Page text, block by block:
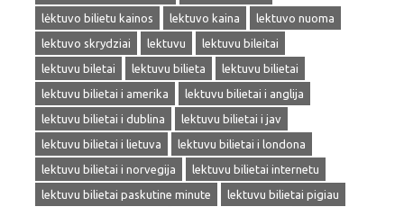
lėktuvo bilietu kainos
lektuvo kaina
lektuvo nuoma
lektuvo skrydziai
lektuvu
lektuvu bileitai
lektuvu biletai
lektuvu bilieta
lektuvu bilietai
lektuvu bilietai i amerika
lektuvu bilietai i anglija
lektuvu bilietai i dublina
lektuvu bilietai i jav
lektuvu bilietai i lietuva
lektuvu bilietai i londona
lektuvu bilietai i norvegija
lektuvu bilietai internetu
lektuvu bilietai paskutine minute
lektuvu bilietai pigiau